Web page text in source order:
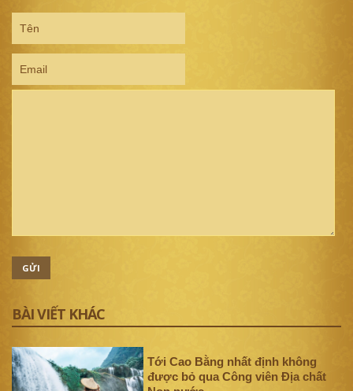
GỬI
BÀI VIẾT KHÁC
Tới Cao Bằng nhất định không
được bỏ qua Công viên Địa chất